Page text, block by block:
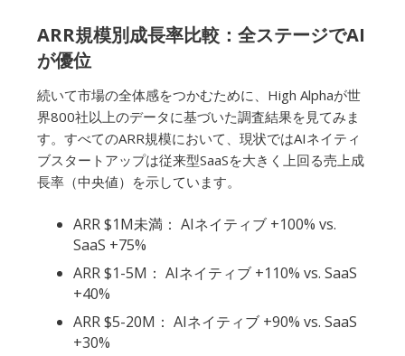
ARR規模別成長率比較：全ステージでAI
が優位
続いて市場の全体感をつかむために、High Alphaが世
界800社以上のデータに基づいた調査結果を見てみま
す。すべてのARR規模において、現状ではAIネイティ
ブスタートアップは従来型SaaSを大きく上回る売上成
長率（中央値）を示しています。
ARR $1M未満： AIネイティブ +100% vs.
SaaS +75%
ARR $1-5M： AIネイティブ +110% vs. SaaS
+40%
ARR $5-20M： AIネイティブ +90% vs. SaaS
+30%